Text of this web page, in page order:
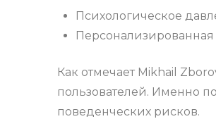
Психологическое
Как отмечает Mikhail
пользователей. Именно
поведенческих рисков.